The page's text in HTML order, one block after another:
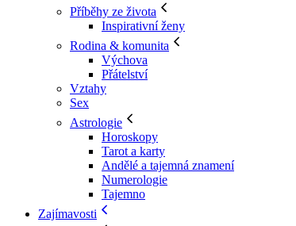
Příběhy ze života
Inspirativní ženy
Rodina & komunita
Výchova
Přátelství
Vztahy
Sex
Astrologie
Horoskopy
Tarot a karty
Andělé a tajemná znamení
Numerologie
Tajemno
Zajímavosti